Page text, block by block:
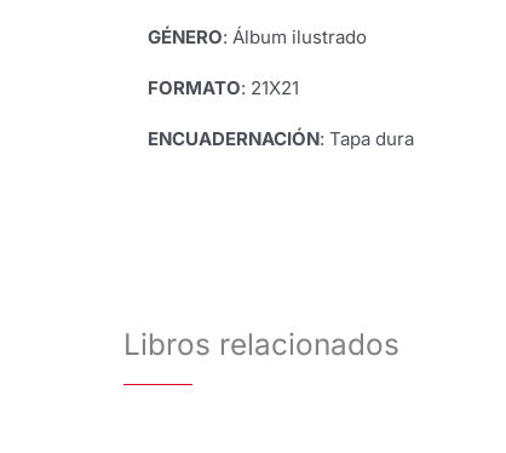
GÉNERO: Álbum ilustrado
FORMATO: 21X21
ENCUADERNACIÓN: Tapa dura
Libros relacionados